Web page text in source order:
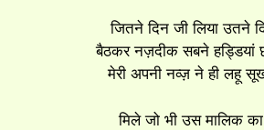
जितने दिन जी लिया उतने
बैठकर नज़दीक सबने हड्डियां
मेरी अपनी नव्ज़ ने ही लहू
मिले जो भी उस मालिक